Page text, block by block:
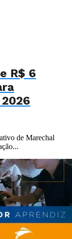
R$ 6
de Marechal